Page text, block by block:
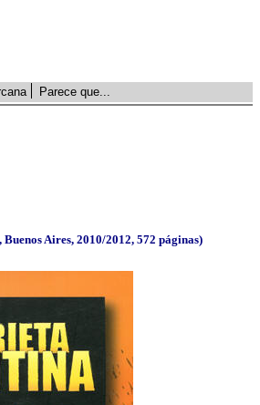
Parece que...
Aires, 2010/2012, 572 páginas)